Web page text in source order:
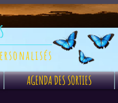
AGENDA DES SORTIES